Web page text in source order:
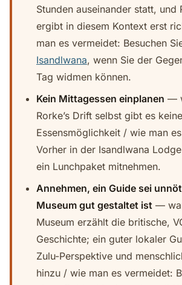
Stunden auseinander statt, und
ergibt in diesem Kontext erst
man es vermeidet: Besuchen
Isandlwana, wenn Sie der
Tag widmen können.
Kein Mittagessen einplanen —
Rorke’s Drift selbst gibt es keine
Essensmöglichkeit / wie man
Vorher in der Isandlwana
ein Lunchpaket mitnehmen.
Annehmen, ein Guide sei
Museum gut gestaltet ist —
Museum erzählt die britische,
Geschichte; ein guter lokaler
Zulu-Perspektive und
hinzu / wie man es vermeidet: